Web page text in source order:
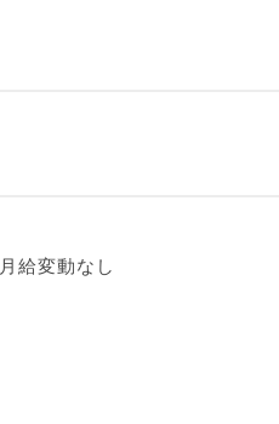
給変動なし